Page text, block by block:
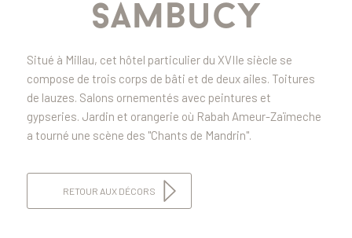
Sambucy
Situé à Millau, cet hôtel particulier du XVIIe siècle se
compose de trois corps de bâti et de deux ailes. Toitures
de lauzes. Salons ornementés avec peintures et
gypseries. Jardin et orangerie où Rabah Ameur-Zaïmeche
a tourné une scène des "Chants de Mandrin".
RETOUR AUX DÉCORS